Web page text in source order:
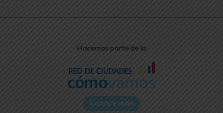
Hacemos parte de la
Conoce más